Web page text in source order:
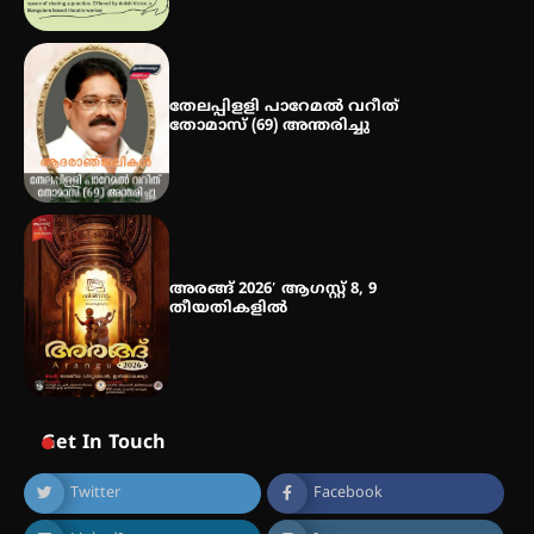
തേലപ്പിളളി പാറേമൽ വറീത്
തോമാസ് (69) അന്തരിച്ചു
അരങ്ങ് 2026′ ആഗസ്റ്റ് 8, 9
തീയതികളിൽ
Get In Touch
Twitter Facebook